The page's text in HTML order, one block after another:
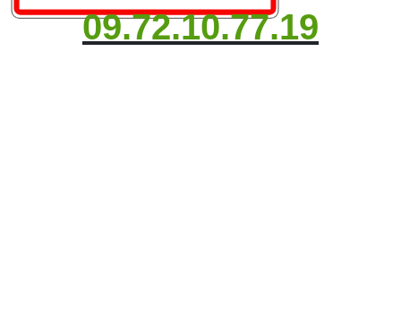
09.72.10.77.19